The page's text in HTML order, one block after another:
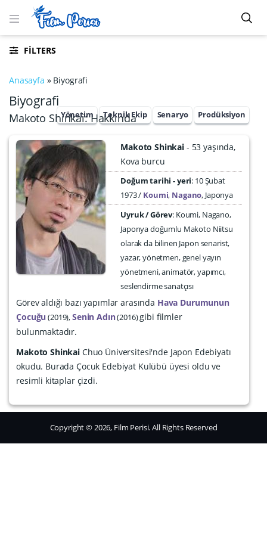
FILTERS
Anasayfa » Biyografi
Biyografi
Makoto Shinkai: Hakkında Prodüksiyon
Senaryo
Teknik Ekip
Yönetim
Makoto Shinkai
53 yaşında
Kova burcu
Doğum tarihi - yeri 10 Şubat
1973
Koumi, Nagano, Japonya
Uyruk / Görev: Koumi, Nagano,
Japonya doğumlu Makoto Niitsu
olarak da bilinen Japon senarist,
yazar, yönetmen, genel yayın
yönetmeni, animatör, yapımcı,
seslendirme sanatçısı
Görev aldığı bazı yapımlar arasında Hava Durumunun
Çocuğu 2019 Senin Adın 2016 gibi filmler
bulunmaktadır.
Makoto Shinkai Chuo Üniversitesi'nde Japon Edebiyatı
okudu. Burada Çocuk Edebiyat Kulübü üyesi oldu ve
resimli kitaplar çizdi.
Copyright © 2026, Film Perisi. All Rights Reserved